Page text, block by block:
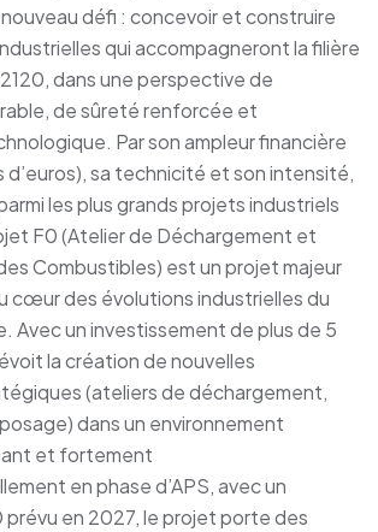
défi : concevoir et construire
qui accompagneront la filière
2120, dans une perspective de
de sûreté renforcée et
Par son ampleur financière
d’euros), sa technicité et son intensité,
les plus grands projets industriels
F0 (Atelier de Déchargement et
Combustibles) est un projet majeur
cœur des évolutions industrielles du
Avec un investissement de plus de 5
la création de nouvelles
(ateliers de déchargement,
dans un environnement
et fortement
en phase d’APS, avec un
prévu en 2027, le projet porte des